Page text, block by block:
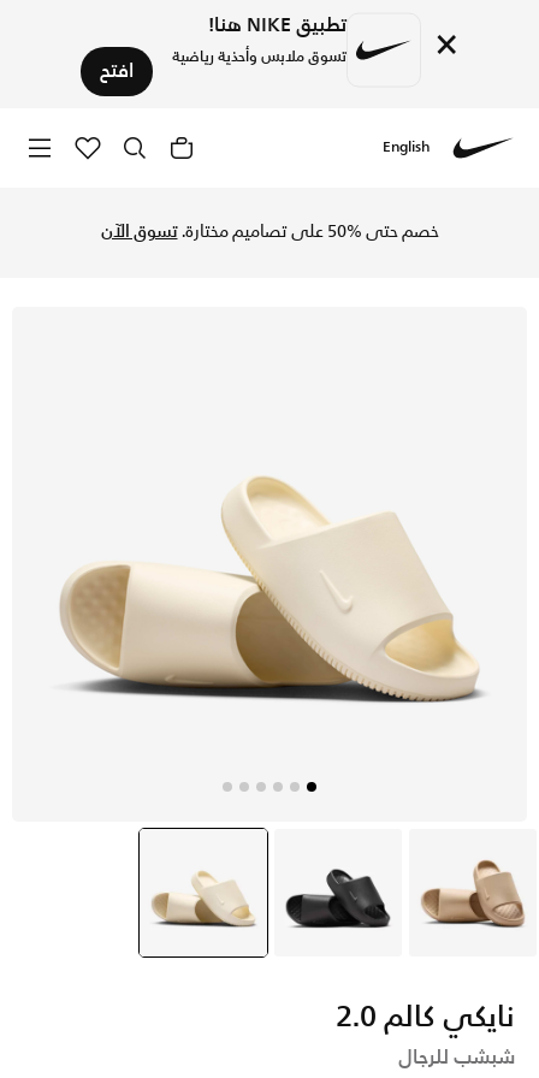
× تطبيق NIKE هنا!
تسوق ملابس وأحذية رياضية افتح
English
خصم حتى %50 على تصاميم مختارة. تسوق الآن
بنى أسود selected
أبيض
نايكي كالم 2.0
شبشب للرجال